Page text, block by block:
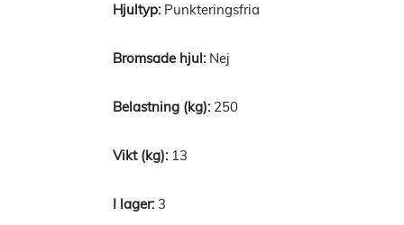
Punkteringsfria
Nej
250
13
3